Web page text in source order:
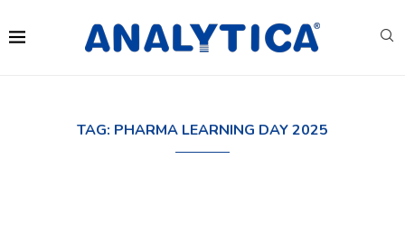
TAG: PHARMA LEARNING DAY 2025